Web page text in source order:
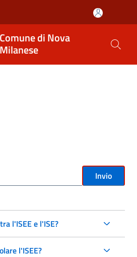
Comune di Nova
Milanese
Invio
l'ISEE e l'ISE?
l'ISEE?